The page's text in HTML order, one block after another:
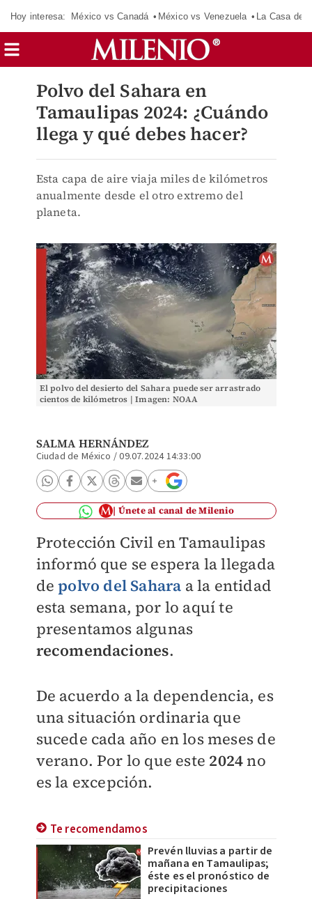
Hoy interesa: México vs Canadá México vs Venezuela La Casa de
Polvo del Sahara en
Tamaulipas 2024: ¿Cuándo
llega y qué debes hacer?
Esta capa de aire viaja miles de kilómetros
anualmente desde el otro extremo del
planeta.
El polvo del desierto del Sahara puede ser arrastrado
cientos de kilómetros | Imagen: NOAA
SALMA HERNÁNDEZ
Ciudad de México /09.07.2024 14:33:00
Únete al canal de Milenio
Protección Civil en Tamaulipas
informó que se espera la llegada
depolvo del Sahara a la entidad
esta semana, por lo aquí te
presentamos algunas
recomendaciones.
De acuerdo a la dependencia, es
una situación ordinaria que
sucede cada año en los meses de
verano. Por lo que este 2024no
es la excepción.
Te recomendamos
Prevén lluvias a partir de
mañana en Tamaulipas;
éste es el pronóstico de
precipitaciones